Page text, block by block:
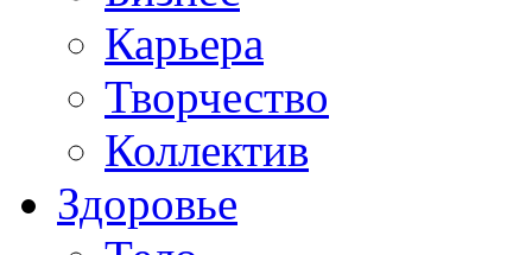
Карьера
Творчество
Коллектив
Здоровье